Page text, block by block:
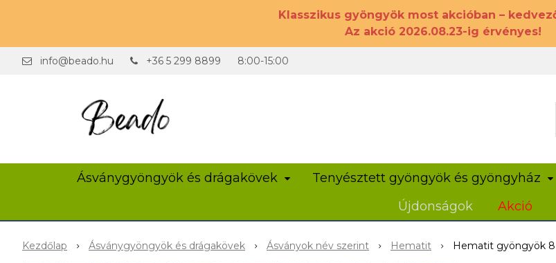
Klasszikus gyöngyök most akcióban –
Az akció 2026.08.23-ig érvényes!
info@beado.hu +36 5 299 8899 8:00-15:00
Ásványgyöngyök és drágakövek Tenyésztett gyöngyök és gyöngyház
Újdonságok
Akció
Kezdőlap Ásványgyöngyök és drágakövek Ásványok név szerint Hematit Hematit gyöngyök